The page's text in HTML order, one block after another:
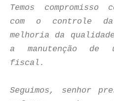
Temos
com o controle
melhoria da
a manutenção de
fiscal.
Seguimos, senhor